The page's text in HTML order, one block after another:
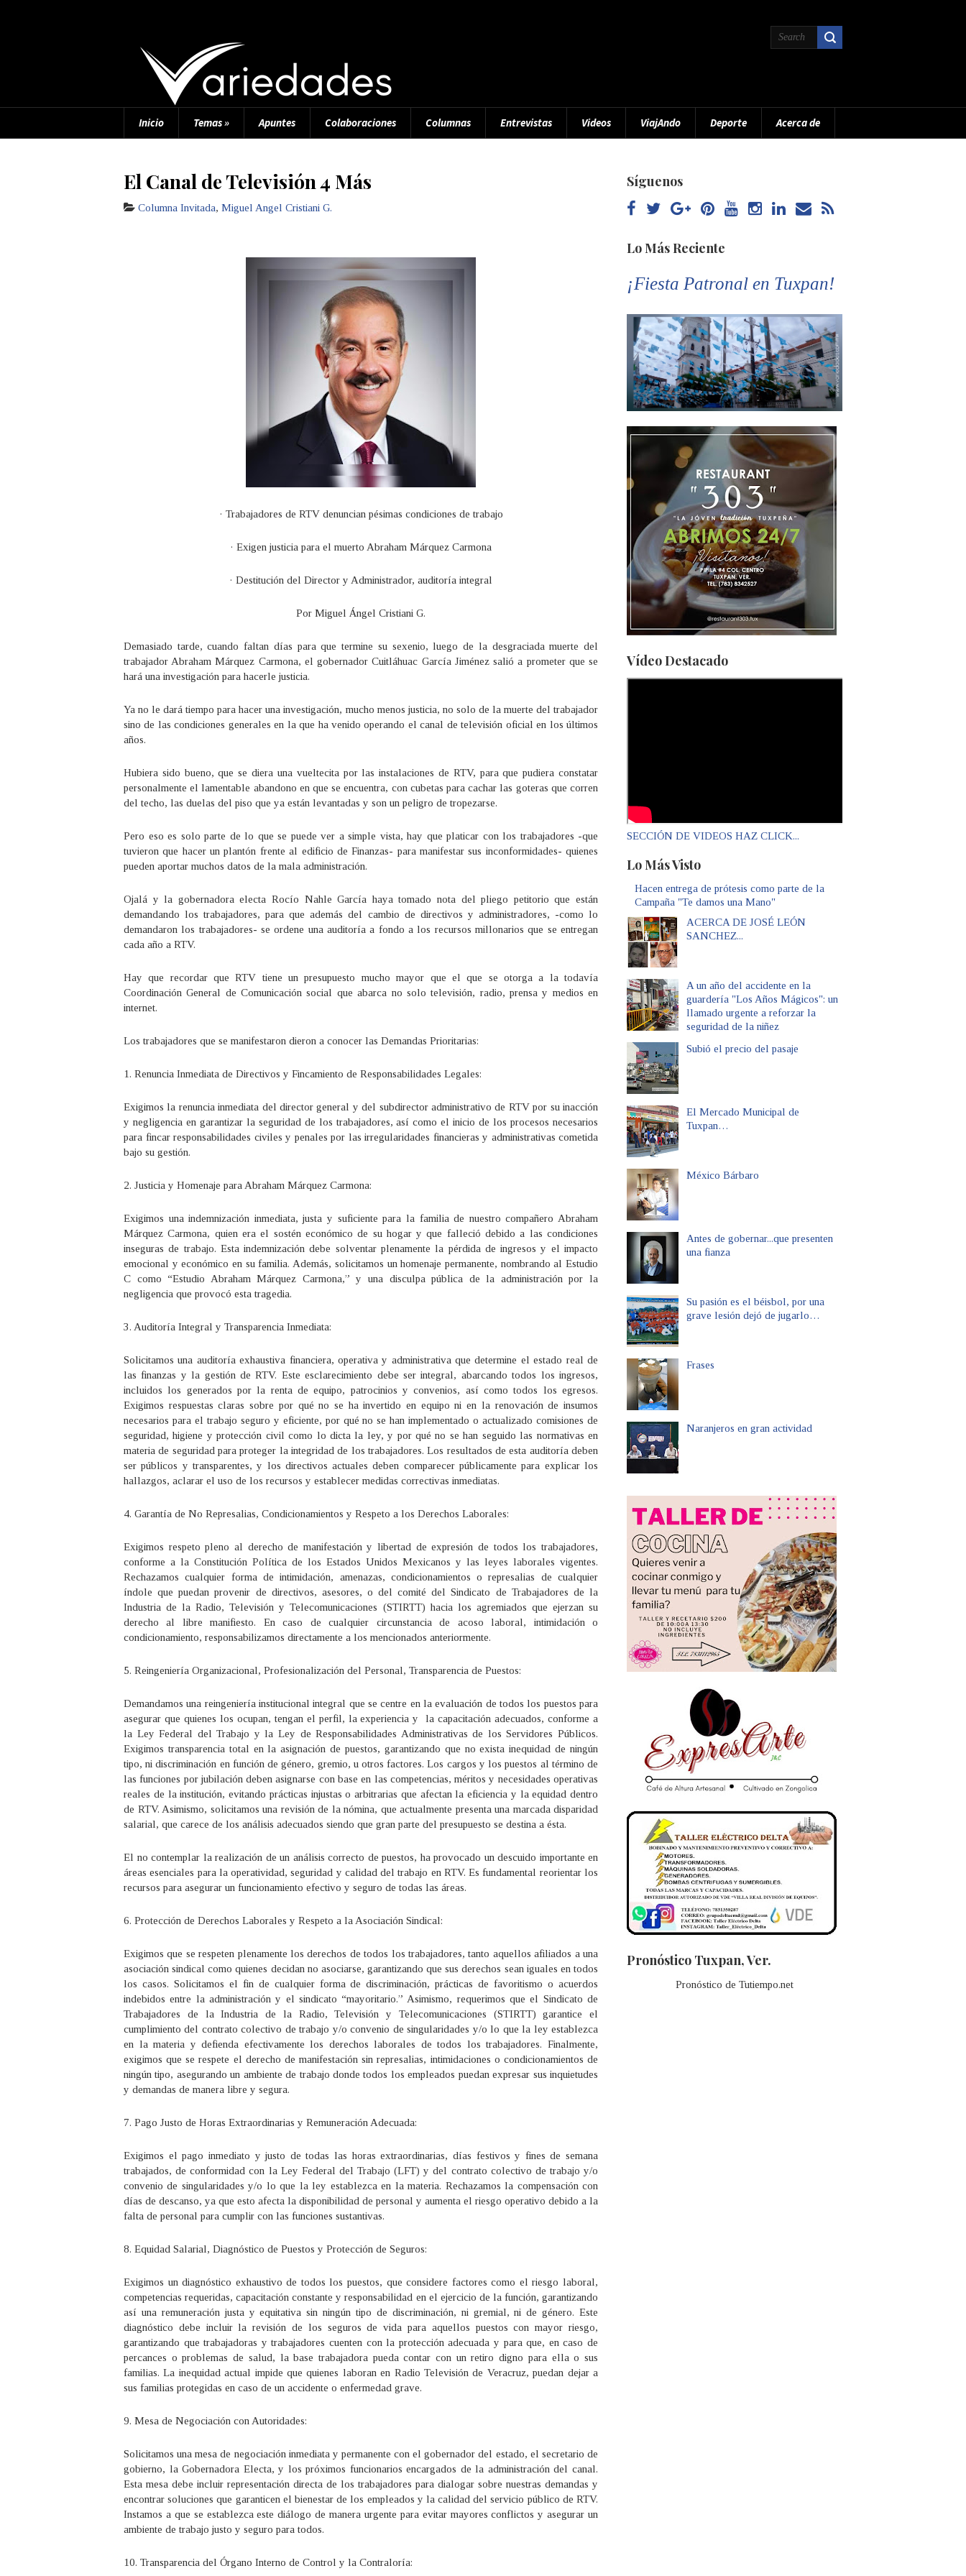
Inicio Temas» Apuntes Colaboraciones Columnas Entrevistas Videos ViajAndo Deporte Acerca de
El Canal de Televisión 4 Más
Columna Invitada, Miguel Angel Cristiani G.
· Trabajadores de RTV denuncian pésimas condiciones de trabajo
· Exigen justicia para el muerto Abraham Márquez Carmona
· Destitución del Director y Administrador, auditoría integral
Por Miguel Ángel Cristiani G.
Demasiado tarde, cuando faltan días para que termine su sexenio, luego de la desgraciada muerte del
trabajador Abraham Márquez Carmona, el gobernador Cuitláhuac García Jiménez salió a prometer que se
hará una investigación para hacerle justicia.
Ya no le dará tiempo para hacer una investigación, mucho menos justicia, no solo de la muerte del trabajador
sino de las condiciones generales en la que ha venido operando el canal de televisión oficial en los últimos
años.
Hubiera sido bueno, que se diera una vueltecita por las instalaciones de RTV, para que pudiera constatar
personalmente el lamentable abandono en que se encuentra, con cubetas para cachar las goteras que corren
del techo, las duelas del piso que ya están levantadas y son un peligro de tropezarse.
Pero eso es solo parte de lo que se puede ver a simple vista, hay que platicar con los trabajadores -que
tuvieron que hacer un plantón frente al edificio de Finanzas- para manifestar sus inconformidades- quienes
pueden aportar muchos datos de la mala administración.
Ojalá y la gobernadora electa Rocío Nahle García haya tomado nota del pliego petitorio que están
demandando los trabajadores, para que además del cambio de directivos y administradores, -como lo
demandaron los trabajadores- se ordene una auditoría a fondo a los recursos millonarios que se entregan
cada año a RTV.
Hay que recordar que RTV tiene un presupuesto mucho mayor que el que se otorga a la todavía
Coordinación General de Comunicación social que abarca no solo televisión, radio, prensa y medios en
internet.
Los trabajadores que se manifestaron dieron a conocer las Demandas Prioritarias:
1. Renuncia Inmediata de Directivos y Fincamiento de Responsabilidades Legales:
Exigimos la renuncia inmediata del director general y del subdirector administrativo de RTV por su inacción
y negligencia en garantizar la seguridad de los trabajadores, así como el inicio de los procesos necesarios
para fincar responsabilidades civiles y penales por las irregularidades financieras y administrativas cometida
bajo su gestión.
2. Justicia y Homenaje para Abraham Márquez Carmona:
Exigimos una indemnización inmediata, justa y suficiente para la familia de nuestro compañero Abraham
Márquez Carmona, quien era el sostén económico de su hogar y que falleció debido a las condiciones
inseguras de trabajo. Esta indemnización debe solventar plenamente la pérdida de ingresos y el impacto
emocional y económico en su familia. Además, solicitamos un homenaje permanente, nombrando al Estudio
C como “Estudio Abraham Márquez Carmona,” y una disculpa pública de la administración por la
negligencia que provocó esta tragedia.
3. Auditoría Integral y Transparencia Inmediata:
Solicitamos una auditoría exhaustiva financiera, operativa y administrativa que determine el estado real de
las finanzas y la gestión de RTV. Este esclarecimiento debe ser integral, abarcando todos los ingresos,
incluidos los generados por la renta de equipo, patrocinios y convenios, así como todos los egresos.
Exigimos respuestas claras sobre por qué no se ha invertido en equipo ni en la renovación de insumos
necesarios para el trabajo seguro y eficiente, por qué no se han implementado o actualizado comisiones de
seguridad, higiene y protección civil como lo dicta la ley, y por qué no se han seguido las normativas en
materia de seguridad para proteger la integridad de los trabajadores. Los resultados de esta auditoría deben
ser públicos y transparentes, y los directivos actuales deben comparecer públicamente para explicar los
hallazgos, aclarar el uso de los recursos y establecer medidas correctivas inmediatas.
4. Garantía de No Represalias, Condicionamientos y Respeto a los Derechos Laborales:
Exigimos respeto pleno al derecho de manifestación y libertad de expresión de todos los trabajadores,
conforme a la Constitución Política de los Estados Unidos Mexicanos y las leyes laborales vigentes.
Rechazamos cualquier forma de intimidación, amenazas, condicionamientos o represalias de cualquier
índole que puedan provenir de directivos, asesores, o del comité del Sindicato de Trabajadores de la
Industria de la Radio, Televisión y Telecomunicaciones (STIRTT) hacia los agremiados que ejerzan su
derecho al libre manifiesto. En caso de cualquier circunstancia de acoso laboral, intimidación o
condicionamiento, responsabilizamos directamente a los mencionados anteriormente.
5. Reingeniería Organizacional, Profesionalización del Personal, Transparencia de Puestos:
Demandamos una reingeniería institucional integral que se centre en la evaluación de todos los puestos para
asegurar que quienes los ocupan, tengan el perfil, la experiencia y la capacitación adecuados, conforme a
la Ley Federal del Trabajo y la Ley de Responsabilidades Administrativas de los Servidores Públicos.
Exigimos transparencia total en la asignación de puestos, garantizando que no exista inequidad de ningún
tipo, ni discriminación en función de género, gremio, u otros factores. Los cargos y los puestos al término de
las funciones por jubilación deben asignarse con base en las competencias, méritos y necesidades operativas
reales de la institución, evitando prácticas injustas o arbitrarias que afectan la eficiencia y la equidad dentro
de RTV. Asimismo, solicitamos una revisión de la nómina, que actualmente presenta una marcada disparidad
salarial, que carece de los análisis adecuados siendo que gran parte del presupuesto se destina a ésta.
El no contemplar la realización de un análisis correcto de puestos, ha provocado un descuido importante en
áreas esenciales para la operatividad, seguridad y calidad del trabajo en RTV. Es fundamental reorientar los
recursos para asegurar un funcionamiento efectivo y seguro de todas las áreas.
6. Protección de Derechos Laborales y Respeto a la Asociación Sindical:
Exigimos que se respeten plenamente los derechos de todos los trabajadores, tanto aquellos afiliados a una
asociación sindical como quienes decidan no asociarse, garantizando que sus derechos sean iguales en todos
los casos. Solicitamos el fin de cualquier forma de discriminación, prácticas de favoritismo o acuerdos
indebidos entre la administración y el sindicato “mayoritario.” Asimismo, requerimos que el Sindicato de
Trabajadores de la Industria de la Radio, Televisión y Telecomunicaciones (STIRTT) garantice el
cumplimiento del contrato colectivo de trabajo y/o convenio de singularidades y/o lo que la ley establezca
en la materia y defienda efectivamente los derechos laborales de todos los trabajadores. Finalmente,
exigimos que se respete el derecho de manifestación sin represalias, intimidaciones o condicionamientos de
ningún tipo, asegurando un ambiente de trabajo donde todos los empleados puedan expresar sus inquietudes
y demandas de manera libre y segura.
7. Pago Justo de Horas Extraordinarias y Remuneración Adecuada:
Exigimos el pago inmediato y justo de todas las horas extraordinarias, días festivos y fines de semana
trabajados, de conformidad con la Ley Federal del Trabajo (LFT) y del contrato colectivo de trabajo y/o
convenio de singularidades y/o lo que la ley establezca en la materia. Rechazamos la compensación con
días de descanso, ya que esto afecta la disponibilidad de personal y aumenta el riesgo operativo debido a la
falta de personal para cumplir con las funciones sustantivas.
8. Equidad Salarial, Diagnóstico de Puestos y Protección de Seguros:
Exigimos un diagnóstico exhaustivo de todos los puestos, que considere factores como el riesgo laboral,
competencias requeridas, capacitación constante y responsabilidad en el ejercicio de la función, garantizando
así una remuneración justa y equitativa sin ningún tipo de discriminación, ni gremial, ni de género. Este
diagnóstico debe incluir la revisión de los seguros de vida para aquellos puestos con mayor riesgo,
garantizando que trabajadoras y trabajadores cuenten con la protección adecuada y para que, en caso de
percances o problemas de salud, la base trabajadora pueda contar con un retiro digno para ella o sus
familias. La inequidad actual impide que quienes laboran en Radio Televisión de Veracruz, puedan dejar a
sus familias protegidas en caso de un accidente o enfermedad grave.
9. Mesa de Negociación con Autoridades:
Solicitamos una mesa de negociación inmediata y permanente con el gobernador del estado, el secretario de
gobierno, la Gobernadora Electa, y los próximos funcionarios encargados de la administración del canal.
Esta mesa debe incluir representación directa de los trabajadores para dialogar sobre nuestras demandas y
encontrar soluciones que garanticen el bienestar de los empleados y la calidad del servicio público de RTV.
Instamos a que se establezca este diálogo de manera urgente para evitar mayores conflictos y asegurar un
ambiente de trabajo justo y seguro para todos.
10. Transparencia del Órgano Interno de Control y la Contraloría:
Síguenos
Lo Más Reciente
¡Fiesta Patronal en Tuxpan!
Vídeo Destacado
SECCIÓN DE VIDEOS HAZ CLICK...
Lo Más Visto
Hacen entrega de prótesis como parte de la
Campaña "Te damos una Mano"
ACERCA DE JOSÉ LEÓN
SANCHEZ...
A un año del accidente en la
guardería "Los Años Mágicos": un
llamado urgente a reforzar la
seguridad de la niñez
Subió el precio del pasaje
El Mercado Municipal de
Tuxpan…
México Bárbaro
Antes de gobernar...que presenten
una fianza
Su pasión es el béisbol, por una
grave lesión dejó de jugarlo…
Frases
Naranjeros en gran actividad
Pronóstico Tuxpan, Ver.
Pronóstico de Tutiempo.net